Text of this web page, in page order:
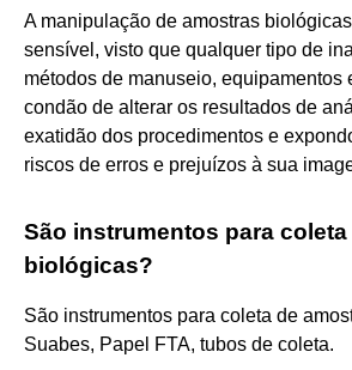
A manipulação de amostras
sensível, visto que qualquer tipo de
métodos de manuseio, equipamentos
condão de alterar os resultados de
exatidão dos procedimentos e
riscos de erros e prejuízos à sua
São instrumentos para
biológicas?
São instrumentos para coleta de
Suabes, Papel FTA, tubos de coleta.